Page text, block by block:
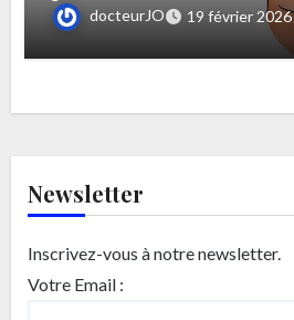
docteurJO 19 février 2026
Newsletter
Inscrivez-vous à notre newsletter.
Votre Email :